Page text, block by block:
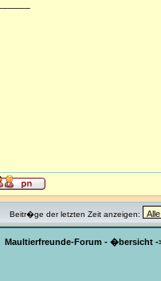
Beitr�ge der letzten Zeit anzeigen:
Maultierfreunde-Forum - �bersicht -